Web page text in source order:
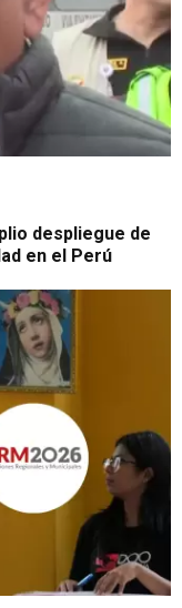
despliegue de
en el Perú